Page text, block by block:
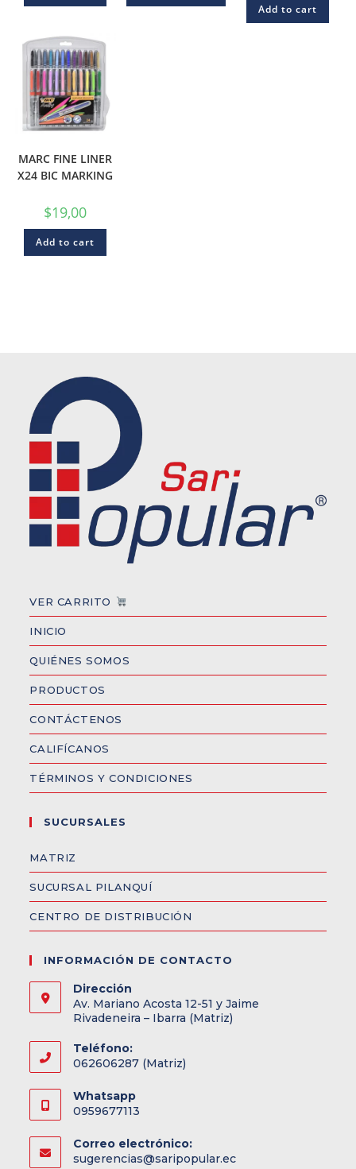
Add to cart
MARC FINE LINER
X24 BIC MARKING
$19,00
Add to cart
VER CARRITO
INICIO
QUIÉNES SOMOS
PRODUCTOS
CONTÁCTENOS
CALIFÍCANOS
TÉRMINOS Y CONDICIONES
SUCURSALES
MATRIZ
SUCURSAL PILANQUÍ
CENTRO DE DISTRIBUCIÓN
INFORMACIÓN DE CONTACTO
Dirección
Av. Mariano Acosta 12-51 y Jaime
Rivadeneira – Ibarra (Matriz)
Teléfono:
062606287 (Matriz)
Whatsapp
0959677113
Correo electrónico:
sugerencias@saripopular.ec